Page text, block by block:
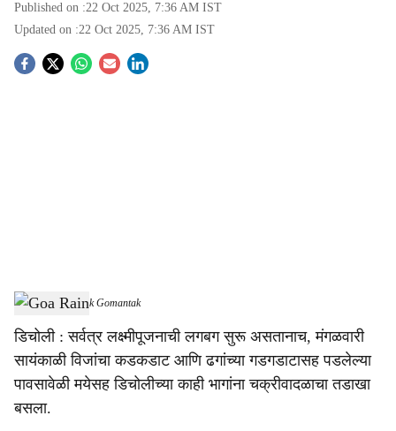
Published on :22 Oct 2025, 7:36 AM IST
Updated on :22 Oct 2025, 7:36 AM IST
S
a
r
Goa Rain -Dainik Gomantak
डिचोली : सर्वत्र लक्ष्मीपूजनाची लगबग सुरू असतानाच, मंगळवारी
सायंकाळी विजांचा कडकडाट आणि ढगांच्या गडगडाटासह पडलेल्या
पावसावेळी मयेसह डिचोलीच्या काही भागांना चक्रीवादळाचा तडाखा
बसला.